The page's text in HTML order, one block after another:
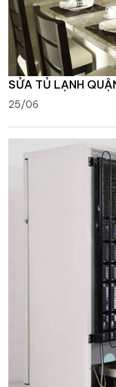
SỬA TỦ LẠNH
25/06